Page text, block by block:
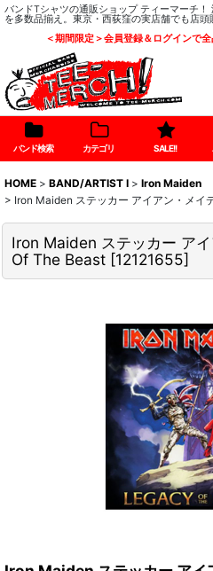
バンドTシャツの通販ショップ ティーマーチ
を多数品揃え。東京・西荻窪の実店舗でも店頭
＜期間限定＞会員登録＆ログインで
バンド検索 カテゴリ SALE!!
HOME > BAND/ARTIST I > Iron Maiden
> Iron Maiden ステッカー アイアン・メ
Iron Maiden ステッカー ア
Of The Beast [12121655]